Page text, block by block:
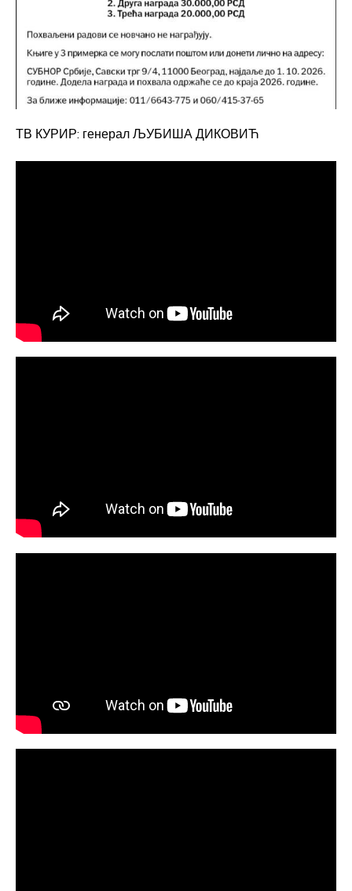
ТВ КУРИР: генерал ЉУБИША ДИКОВИЋ